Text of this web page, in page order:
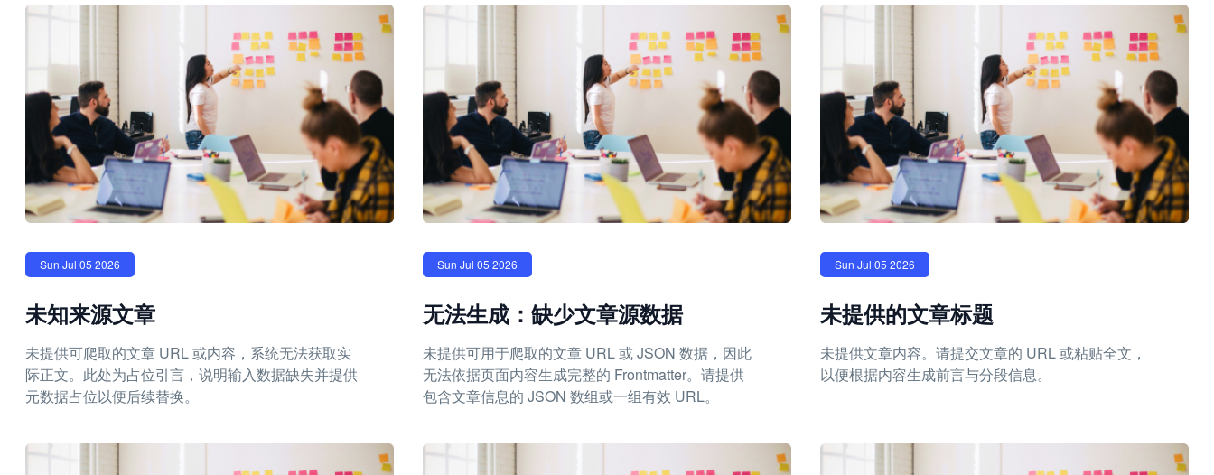
Sun Jul 05 2026
未知来源文章
未提供可爬取的文章 URL 或内容，系统无法获取实
际正文。此处为占位引言，说明输入数据缺失并提供
元数据占位以便后续替换。
Sun Jul 05 2026
无法生成：缺少文章源数据
未提供可用于爬取的文章 URL 或 JSON 数据，因此
无法依据页面内容生成完整的 Frontmatter。请提供
包含文章信息的 JSON 数组或一组有效 URL。
Sun Jul 05 2026
未提供的文章标题
未提供文章内容。请提交文章的 URL 或粘贴全文，
以便根据内容生成前言与分段信息。